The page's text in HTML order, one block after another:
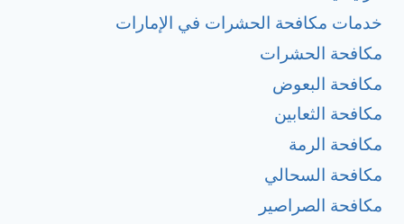
خدمات مكافحة الحشرات في الإمارات
مكافحة الحشرات
مكافحة البعوض
مكافحة الثعابين
مكافحة الرمة
مكافحة السحالي
مكافحة الصراصير